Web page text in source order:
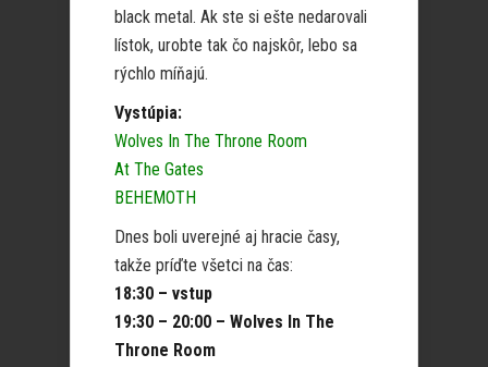
black metal. Ak ste si ešte nedarovali
lístok, urobte tak čo najskôr, lebo sa
rýchlo míňajú.
Vystúpia:
Wolves In The Throne Room
At The Gates
BEHEMOTH
Dnes boli uverejné aj hracie časy,
takže príďte všetci na čas:
18:30 – vstup
19:30 – 20:00 – Wolves In The
Throne Room